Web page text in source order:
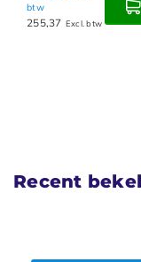
btw
255,37 Excl. btw
Recent